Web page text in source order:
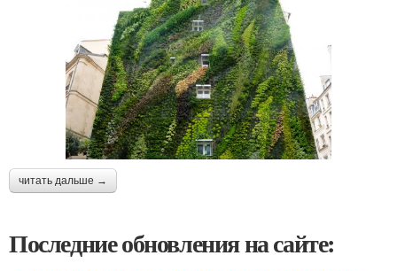
читать дальше →
Последние обновления на сайте: